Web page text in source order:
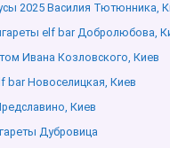
2025 Василия Тютюнника,
elf bar Добролюбова,
Ивана Козловского, Киев
bar Новоселицкая, Киев
Киев
Дубровица